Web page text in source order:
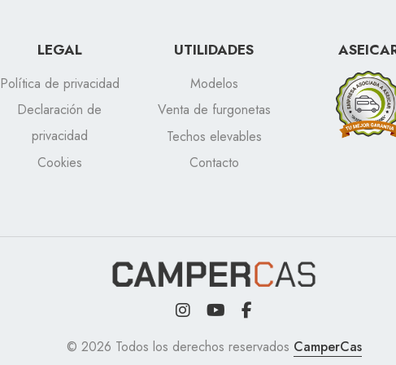
LEGAL
Política de privacidad
Declaración de
privacidad
Cookies
UTILIDADES
Modelos
Venta de furgonetas
Techos elevables
Contacto
© 2026 Todos los derechos reservados CamperCas